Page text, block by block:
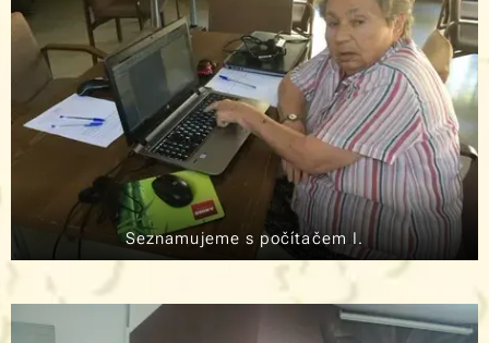
Seznamujeme s počítačem I.